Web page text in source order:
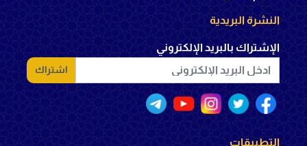
النشرة البريدية
الإشتراك بالبريد الإلكتروني
اشتراك
التطبيقات